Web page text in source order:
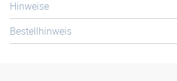
Hinweise
Bestellhinweis